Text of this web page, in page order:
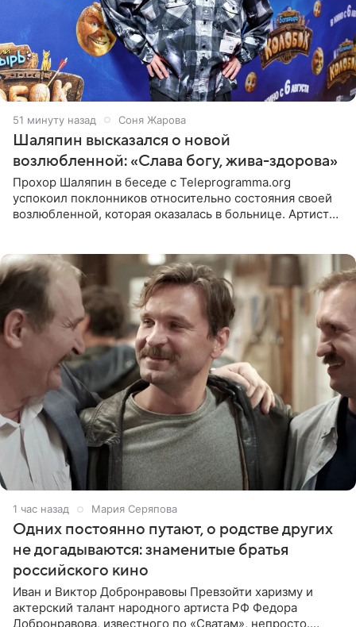
51 минуту назад Соня Жарова
Шаляпин высказался о новой
возлюбленной: «Слава богу, жива-здорова»
Прохор Шаляпин в беседе с Teleprogramma.org
успокоил поклонников относительно состояния своей
возлюбленной, которая оказалась в больнице. Артист
1 час назад Мария Серяпова
Одних постоянно путают, о родстве других
не догадываются: знаменитые братья
российского кино
Иван и Виктор Добронравовы Превзойти харизму и
актерский талант народного артиста РФ Федора
Добронравова, известного по «Сватам», непросто.